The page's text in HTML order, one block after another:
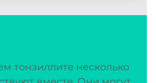
тонзиллите несколько